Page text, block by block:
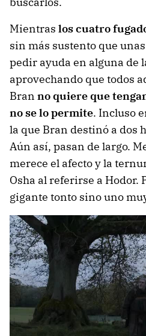
Mientras los cuatro
sin más sustento que
pedir ayuda en alguna de
aprovechando que todos
Bran no quiere que
no se lo permite. Incluso
la que Bran destinó a dos
Aún así, pasan de largo.
merece el afecto y la
Osha al referirse a Hodor.
gigante tonto sino uno